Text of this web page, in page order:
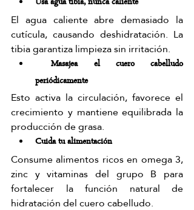
El agua caliente abre demasiado la
cutícula, causando deshidratación. La
tibia garantiza limpieza sin irritación.
Masajea el cuero cabelludo
periódicamente
Esto activa la circulación, favorece el
crecimiento y mantiene equilibrada la
producción de grasa.
Cuida tu alimentación
Consume alimentos ricos en omega 3,
zinc y vitaminas del grupo B para
fortalecer la función natural de
hidratación del cuero cabelludo.